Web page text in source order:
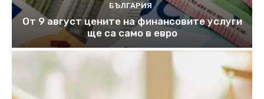
БЪЛГАРИЯ
От 9 август цените на финансовите услуги
ще са само в евро